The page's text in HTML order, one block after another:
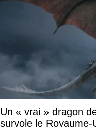
Un « vrai » dragon
survole le